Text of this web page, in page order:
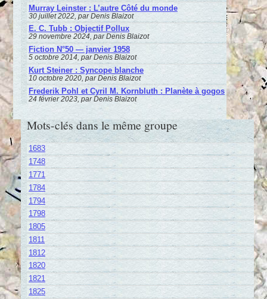
Murray Leinster : L’autre Côté du monde
30 juillet 2022, par Denis Blaizot
E. C. Tubb : Objectif Pollux
29 novembre 2024, par Denis Blaizot
Fiction N°50 — janvier 1958
5 octobre 2014, par Denis Blaizot
Kurt Steiner : Syncope blanche
10 octobre 2020, par Denis Blaizot
Frederik Pohl et Cyril M. Kornbluth : Planète à gogos
24 février 2023, par Denis Blaizot
Mots-clés dans le même groupe
1683
1748
1771
1784
1794
1798
1805
1811
1812
1820
1821
1825